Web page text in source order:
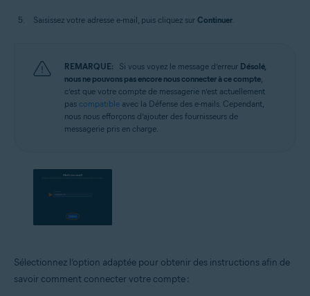
Saisissez votre adresse e-mail, puis cliquez sur Continuer.
REMARQUE: Si vous voyez le message d’erreur Désolé,
nous ne pouvons pas encore nous connecter à ce compte,
c’est que votre compte de messagerie n’est actuellement
pas compatible avec la Défense des e-mails. Cependant,
nous nous efforçons d’ajouter des fournisseurs de
messagerie pris en charge.
Sélectionnez l’option adaptée pour obtenir des instructions afin de
savoir comment connecter votre compte :